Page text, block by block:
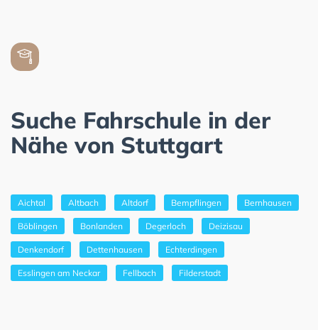
Suche Fahrschule in der
Nähe von Stuttgart
Aichtal Altbach Altdorf Bempflingen Bernhausen
Böblingen Bonlanden Degerloch Deizisau
Denkendorf Dettenhausen Echterdingen
Esslingen am Neckar Fellbach Filderstadt